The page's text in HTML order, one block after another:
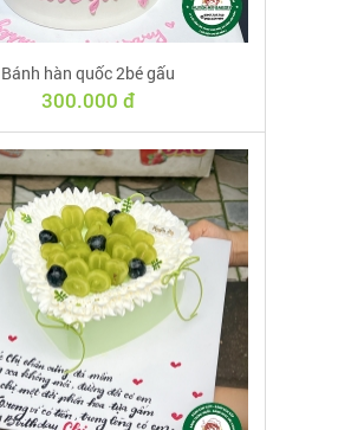
Bánh hàn quốc 2bé gấu
300.000 đ